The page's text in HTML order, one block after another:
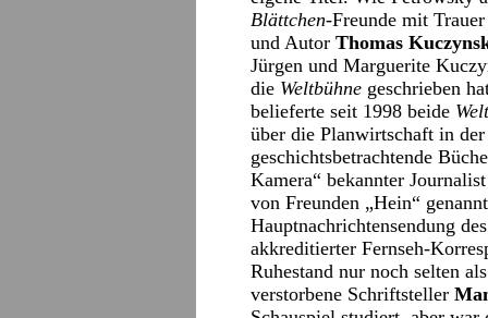
Blättchen-Freunde mit
und Autor Thomas
Jürgen und Marguerite
die Weltbühne geschrieben
belieferte seit 1998 beide
über die Planwirtschaft in
geschichtsbetrachtende
Kamera“ bekannter
von Freunden „Hein“
Hauptnachrichtensendung
akkreditierter Fernseh-
Ruhestand nur noch selten
verstorbene Schriftsteller